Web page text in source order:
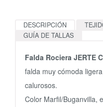
DESCRIPCIÓN
GUÍA DE TALLAS
Falda Rociera JERTE
falda muy cómoda
calurosos.
Color Marfil/Buganvilla,